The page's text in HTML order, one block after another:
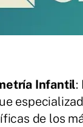
Infantil:
de los